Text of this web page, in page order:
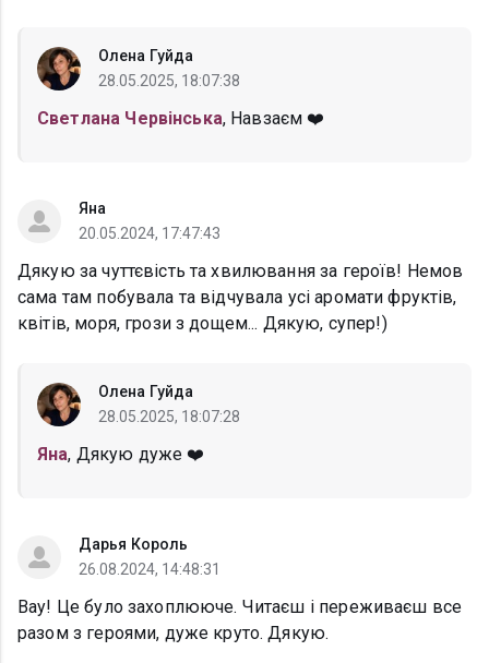
Олена Гуйда
28.05.2025, 18:07:38
Светлана Червінська, Навзаєм ❤️
Яна
20.05.2024, 17:47:43
Дякую за чуттєвість та хвилювання за героїв! Немов
сама там побувала та відчувала усі аромати фруктів,
квітів, моря, грози з дощем... Дякую, супер!)
Олена Гуйда
28.05.2025, 18:07:28
Яна, Дякую дуже ❤️
Дарья Король
26.08.2024, 14:48:31
Вау! Це було захоплююче. Читаєш і переживаєш все
разом з героями, дуже круто. Дякую.